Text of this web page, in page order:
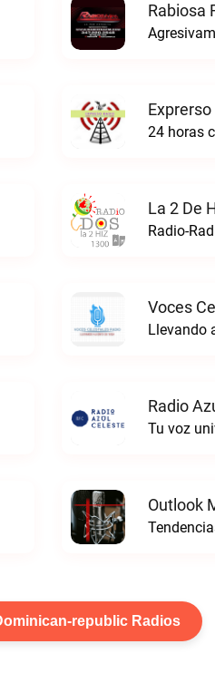
Rabiosa
24 horas
La 2 De
Radio-
Voces
Llevando
Radio
Tu voz
Outlook
republic Radios